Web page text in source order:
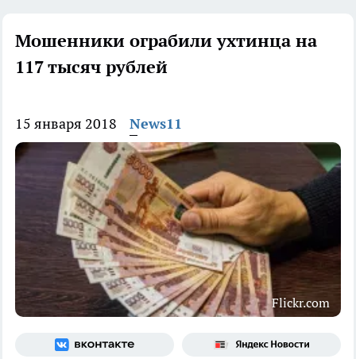
Мошенники ограбили ухтинца на
117 тысяч рублей
15 января 2018 News11
Flickr.com